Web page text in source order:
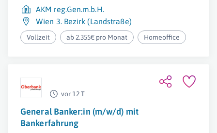
AKM reg.Gen.m.b.H.
Wien 3. Bezirk (Landstraße)
Vollzeit ab 2.355€ pro Monat Homeoffice
vor 12 T
General Banker:in (m/w/d) mit
Bankerfahrung